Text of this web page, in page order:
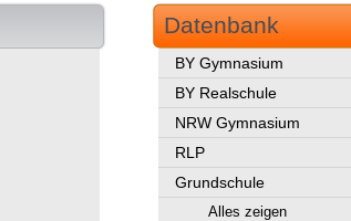
Datenbank
BY Gymnasium
BY Realschule
NRW Gymnasium
RLP
Grundschule
Alles zeigen